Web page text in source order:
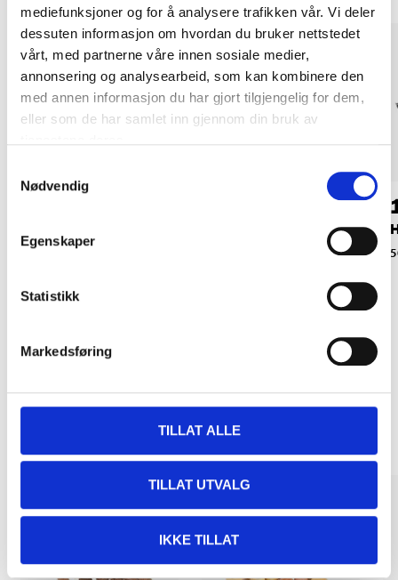
mediefunksjoner og for å analysere trafikken vår. Vi deler
dessuten informasjon om hvordan du bruker nettstedet
vårt, med partnerne våre innen sosiale medier,
annonsering og analysearbeid, som kan kombinere den
med annen informasjon du har gjort tilgjengelig for dem,
eller som de har samlet inn gjennom din bruk av
Nødvendig
Egenskaper
Statistikk
Markedsføring
TILLAT ALLE
TILLAT UTVALG
IKKE TILLAT
g
Leversnitter, 900 g
Relaterte produkter